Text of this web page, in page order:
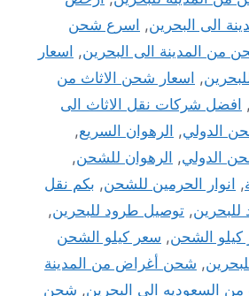
الى البحرين, اسرع شحن
من المدينة الى البحرين, اسعار
, اسعار شحن الاثاث من
, افضل شركات نقل الاثاث الى
الدولي, الرهوان السريع,
الدولي, الرهوان للشحن,
, انوار الحرمين للشحن, بكم نقل
, توصيل طرود للبحرين,
الشحن, سعر كيلو الشحن
, شحن أغراض من المدينة
السعوديه الى البحرين, شحن